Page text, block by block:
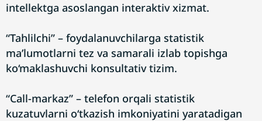
intellektga asoslangan interaktiv xizmat.
“Tahlilchi” – foydalanuvchilarga statistik
ma’lumotlarni tez va samarali izlab topishga
ko‘maklashuvchi konsultativ tizim.
“Call-markaz” – telefon orqali statistik
kuzatuvlarni o‘tkazish imkoniyatini yaratadigan